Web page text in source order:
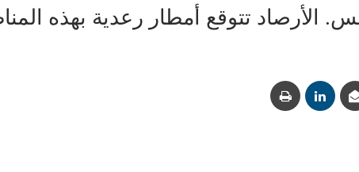
الأرصاد تتوقع أمطار رعدية بهذه